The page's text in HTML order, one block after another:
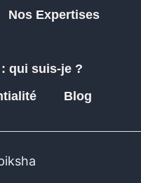
Nos Expertises
qui suis-je ?
Blog